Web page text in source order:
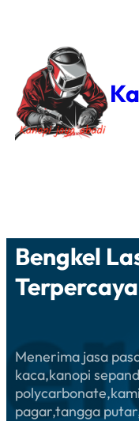
Bengkel
Menerima jasa
kaca,kanopi
pagar,tangga